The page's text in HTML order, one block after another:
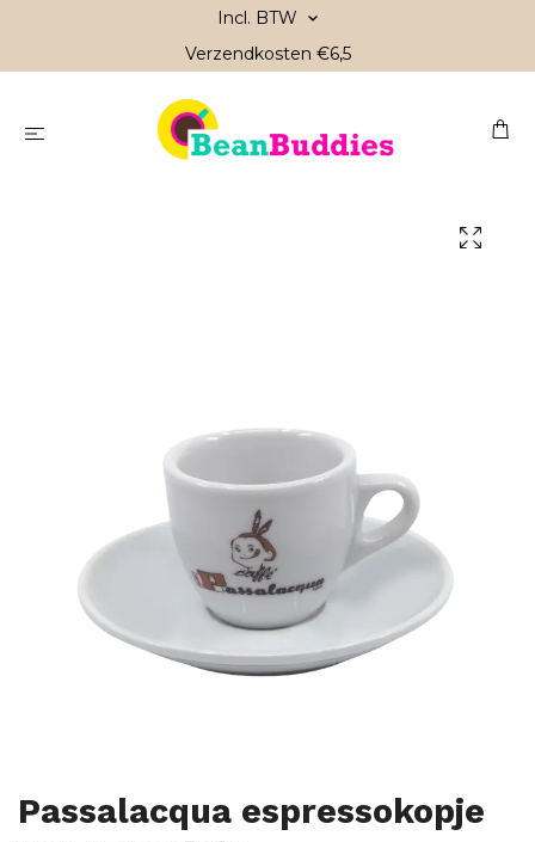
Incl. BTW
Verzendkosten €6,5
Passalacqua espressokopje